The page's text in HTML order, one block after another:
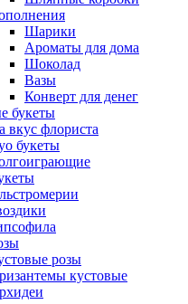
Шарики
Ароматы для дома
Шоколад
Вазы
Конверт для денег
букеты
вкус флориста
букеты
розы
кустовые